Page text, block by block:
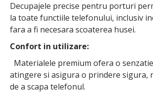
Decupajele precise pentru porturi
la toate functiile telefonului, inclusiv
fara a fi necesara scoaterea husei.
Confort in utilizare:
Materialele premium ofera o
atingere si asigura o prindere sigura,
de a scapa telefonul.